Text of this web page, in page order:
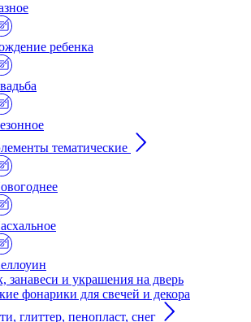
ребенка
тематические
занавеси и украшения на дверь
фонарики для свечей и декора
глиттер, пенопласт, снег